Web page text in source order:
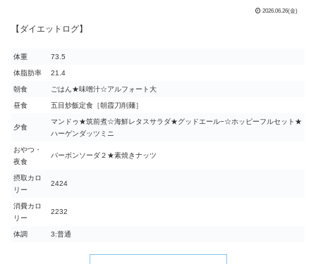
2026.06.26(金)
【ダイエットログ】
体重 73.5
体脂肪率 21.4
朝食 ごはん★味噌汁☆アルフォート大
昼食 五目炒飯定食［朝霞刀削麺］
夕食
マンドゥ★筑前煮☆海鮮レタスサラダ★グッドエール−☆ホッピーフルセット★
ハーゲンダッツミニ
おやつ・
夜食
バーボンソーダ２★素焼きナッツ
摂取カロ
リー
2424
消費カロ
リー
2232
体調 3:普通